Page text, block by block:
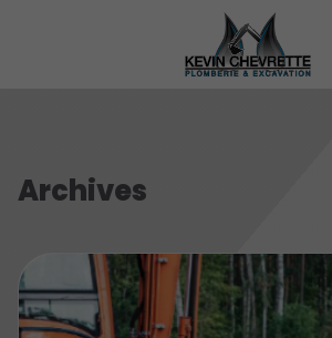
Archives